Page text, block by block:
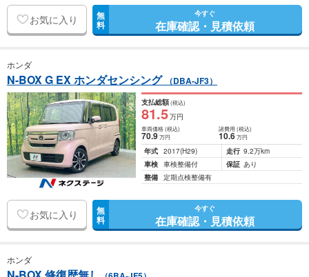
お気に入り 無
料
今すぐ
在庫確認・見積依頼
ホンダ
N-BOX G EX ホンダセンシング （DBA-JF3）
支払総額(税込)
81.5万円
車両価格(税込)
70.9万円
諸費用 (税込)
10.6 万円
年式 2017(H29) 走行 9.2万km
車検 車検整備付 保証 あり
整備 定期点検整備有
お気に入り 無
料
今すぐ
在庫確認・見積依頼
ホンダ